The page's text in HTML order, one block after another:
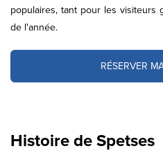
populaires, tant pour les visiteurs
de l'année.
RÉSERVER
Histoire de Spetses